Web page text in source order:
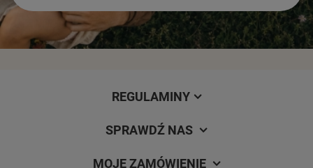
REGULAMINY
SPRAWDŹ NAS
MOJE ZAMÓWIENIE